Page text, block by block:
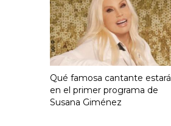
Qué famosa cantante estará
en el primer programa de
Susana Giménez